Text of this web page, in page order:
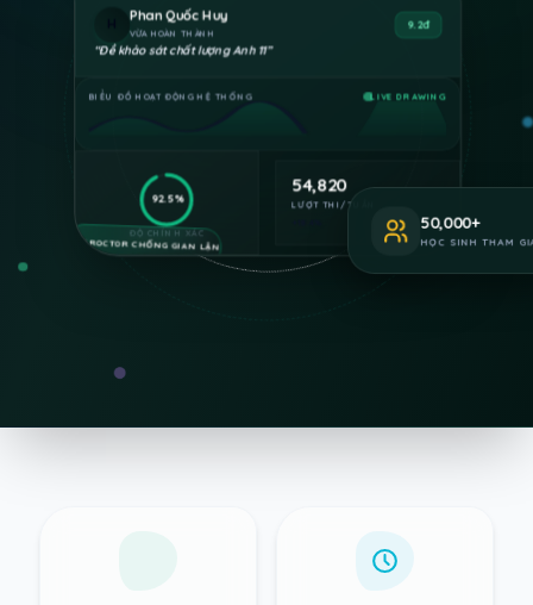
50,000+
HỌC SINH THAM
Trần Thanh Phong
ĐANG LÀM BÀI
8.5đ
Đề thi thử Ngữ Văn lớp 12”
BIỂU ĐỒ HOẠT ĐỘNG HỆ THỐNG
92.5%
ĐỘ CHÍNH XÁC
54,820
LƯỢT THI/TUẦN
AI-PROCTOR CHỐNG GIAN LẬN